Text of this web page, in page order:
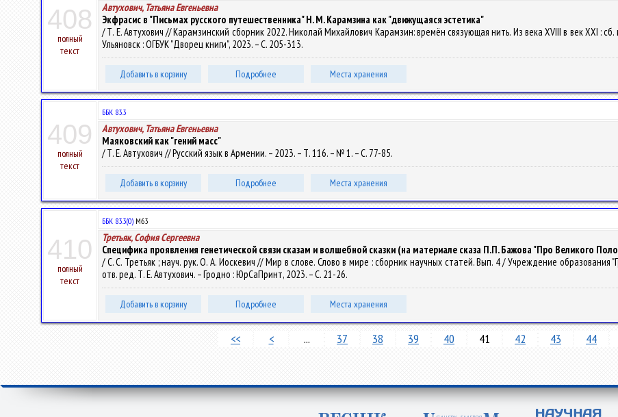
408
полный
текст
Автухович, Татьяна Евгеньевна
Экфрасис в "Письмах русского путешественника" Н. М. Карамзина как "движущаяся эстетика"
/ Т. Е. Автухович // Карамзинский сборник 2022. Николай Михайлович Карамзин: времён связующая нить. Из века XVIII в век XXI : сб.
Ульяновск : ОГБУК "Дворец книги", 2023. – С. 205-313.
Добавить в корзину Подробнее Места хранения
409
полный
текст
ББК 83.3
Автухович, Татьяна Евгеньевна
Маяковский как "гений масс"
/ Т. Е. Автухович // Русский язык в Армении. – 2023. – Т. 116. – № 1. – С. 77-85.
Добавить в корзину Подробнее Места хранения
410
полный
текст
ББК 83.3(0) М63
Третьяк, София Сергеевна
Специфика проявления генетической связи сказам и волшебной сказки (на материале сказа П.П. Бажова "Про Великого
/ С. С. Третьяк ; науч. рук. О. А. Иоскевич // Мир в слове. Слово в мире : сборник научных статей. Вып. 4 / Учреждение
отв. ред. Т. Е. Автухович. – Гродно : ЮрСаПринт, 2023. – С. 21-26.
Добавить в корзину Подробнее Места хранения
<< < ... 37 38 39 40 41 42 43 44